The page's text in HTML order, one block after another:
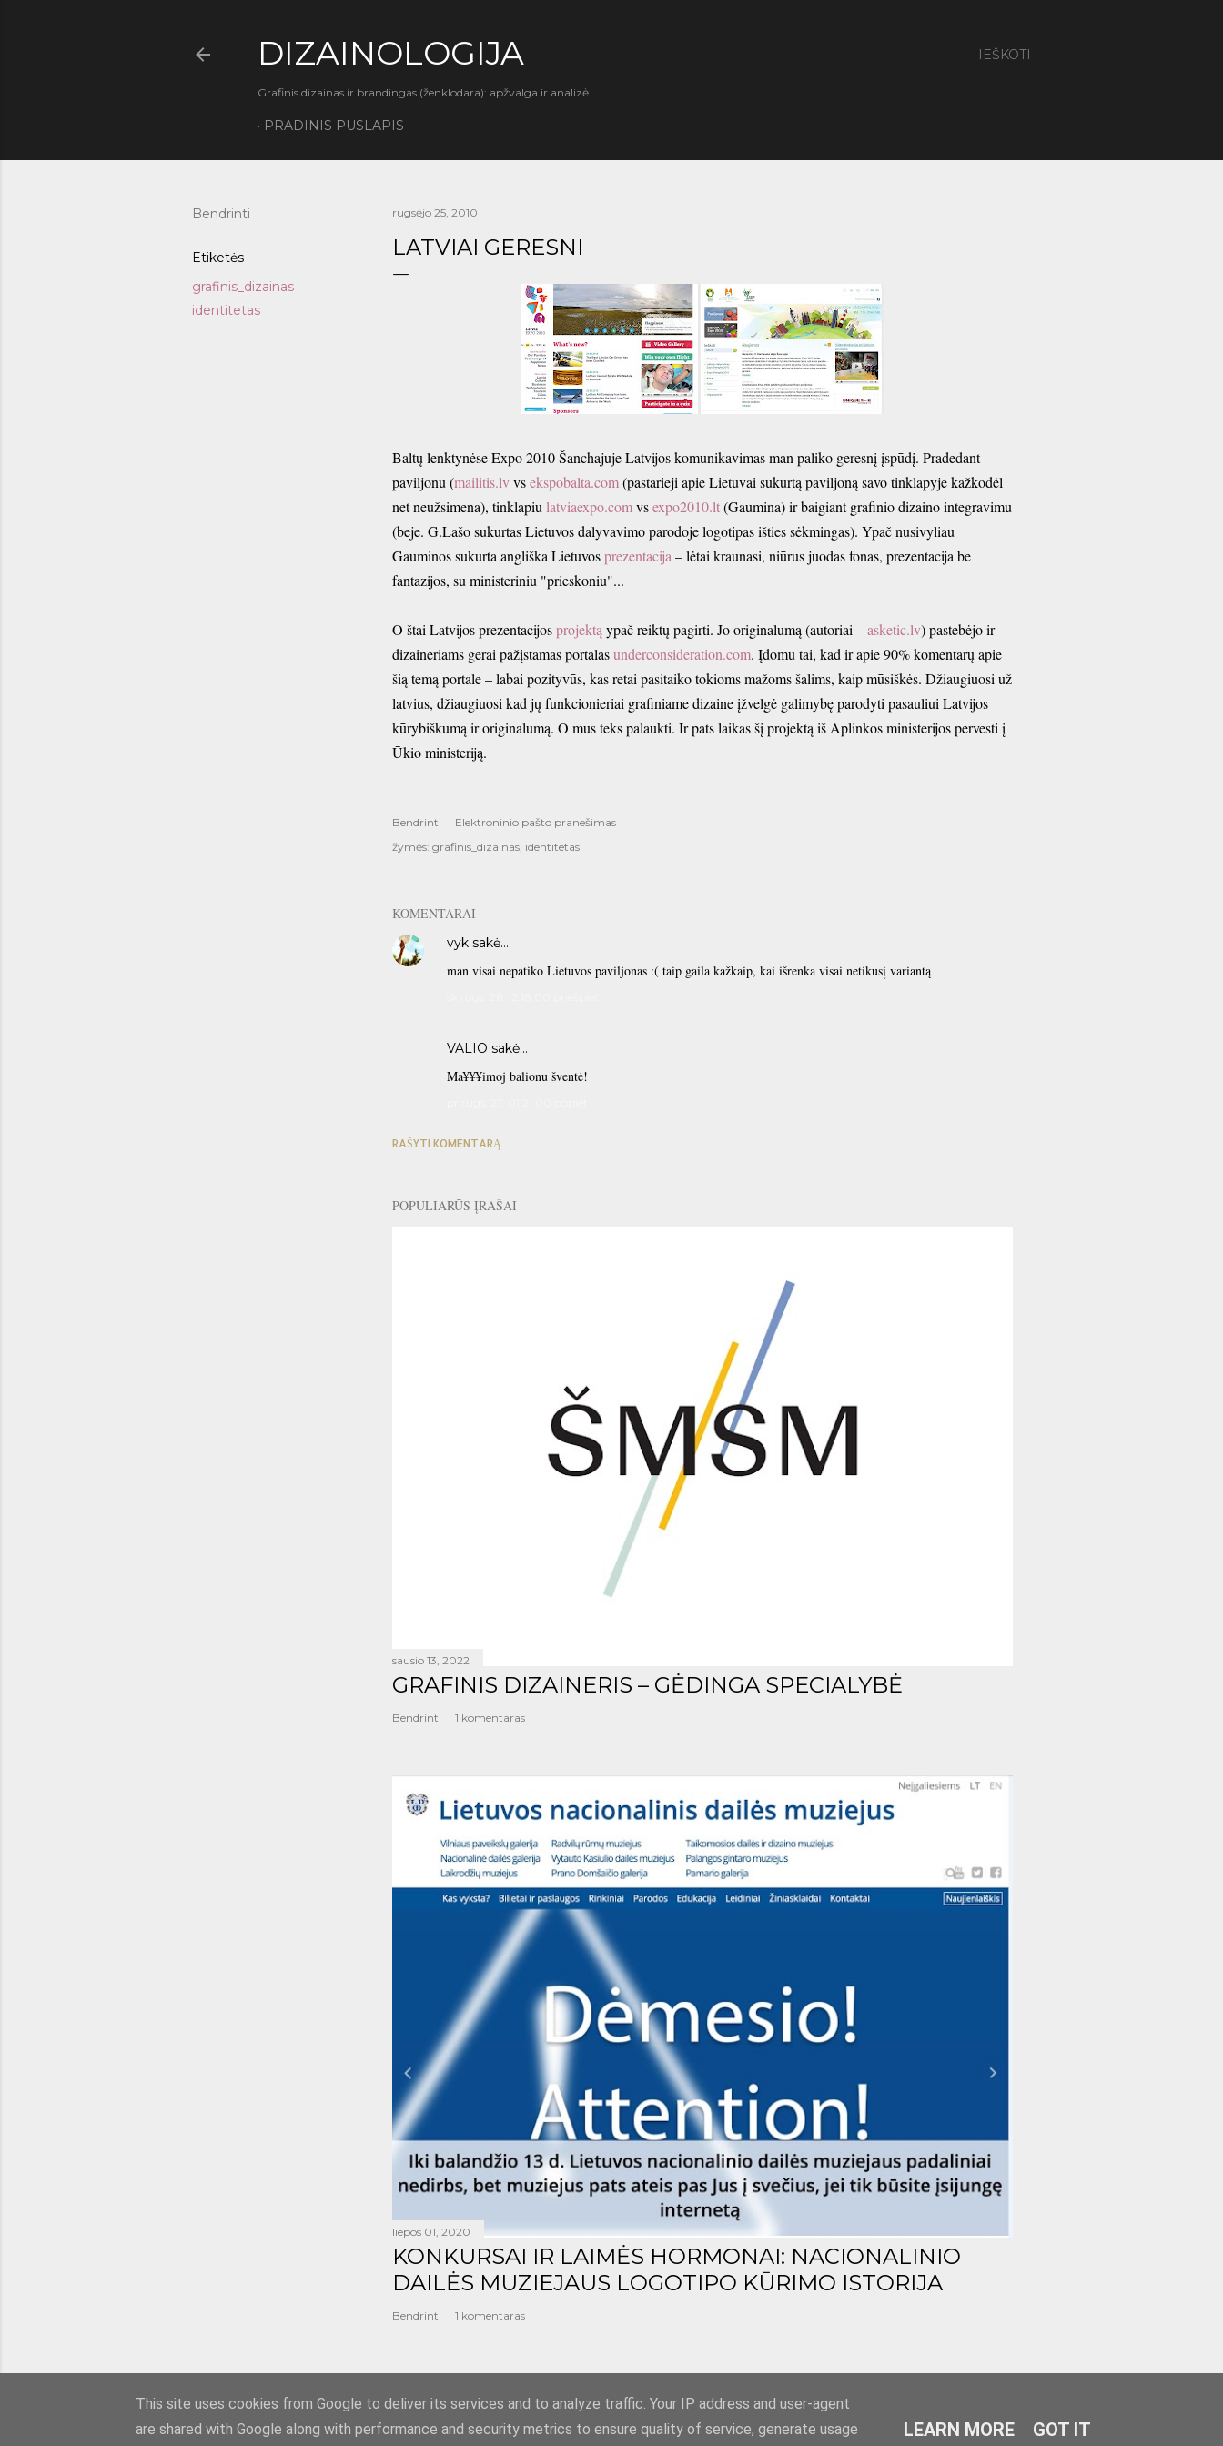
IEŠKOTI
DIZAINOLOGIJA
Grafinis dizainas ir brandingas (ženklodara): apžvalga ir analizė.
PRADINIS PUSLAPIS
Bendrinti
Etiketės
grafinis_dizainas
identitetas
rugsėjo 25, 2010
LATVIAI GERESNI
Baltų lenktynėse Expo 2010 Šanchajuje Latvijos komunikavimas man paliko geresnį įspūdį. Pradedant
paviljonu (mailitis.lvvsekspobalta.com(pastarieji apie Lietuvai sukurtą paviljoną savo tinklapyje kažkodėl
net neužsimena), tinklapiu latviaexpo.comvsexpo2010.lt(Gaumina) ir baigiant grafinio dizaino integravimu
(beje. G.Lašo sukurtas Lietuvos dalyvavimo parodoje logotipas išties sėkmingas). Ypač nusivyliau
Gauminos sukurta angliška Lietuvosprezentacija – lėtai kraunasi, niūrus juodas fonas, prezentacija be
fantazijos, su ministeriniu "prieskoniu"...
O štai Latvijos prezentacijosprojektą ypač reiktų pagirti. Jo originalumą (autoriai –asketic.lv) pastebėjo ir
dizaineriams gerai pažįstamas portalasunderconsideration.com. Įdomu tai, kad ir apie 90% komentarų apie
šią temą portale – labai pozityvūs, kas retai pasitaiko tokioms mažoms šalims, kaip mūsiškės. Džiaugiuosi už
latvius, džiaugiuosi kad jų funkcionieriai grafiniame dizaine įžvelgė galimybę parodyti pasauliui Latvijos
kūrybiškumą ir originalumą. O mus teks palaukti. Ir pats laikas šį projektą iš Aplinkos ministerijos pervesti į
Ūkio ministeriją.
Bendrinti
Elektroninio pašto pranešimas
žymės: grafinis_dizainas identitetas
KOMENTARAI
vyk sakė…
man visai nepatiko Lietuvos paviljonas :( taip gaila kažkaip, kai išrenka visai netikusį variantą
VALIO sakė…
Ma¥¥¥imoj balionu šventė!
RAŠYTI KOMENTARĄ
POPULIARŪS ĮRAŠAI
sausio 13, 2022
GRAFINIS DIZAINERIS – GĖDINGA SPECIALYBĖ
Bendrinti 1 komentaras
liepos 01, 2020
KONKURSAI IR LAIMĖS HORMONAI: NACIONALINIO
DAILĖS MUZIEJAUS LOGOTIPO KŪRIMO ISTORIJA
Bendrinti 1 komentaras
Teikia „Blogger“
This site uses cookies from Google to deliver its services and to analyze traffic. Your IP address and user-agent
are shared with Google along with performance and security metrics to ensure quality of service, generate usage
LEARN MORE GOT IT